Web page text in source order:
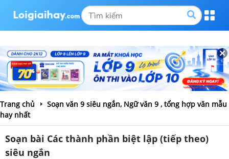
Trang chủ
Soạn văn 9 siêu ngắn, Ngữ văn 9 , tổng hợp văn mẫu
hay nhất
Soạn bài Các thành phần biệt lập (tiếp theo)
siêu ngắn